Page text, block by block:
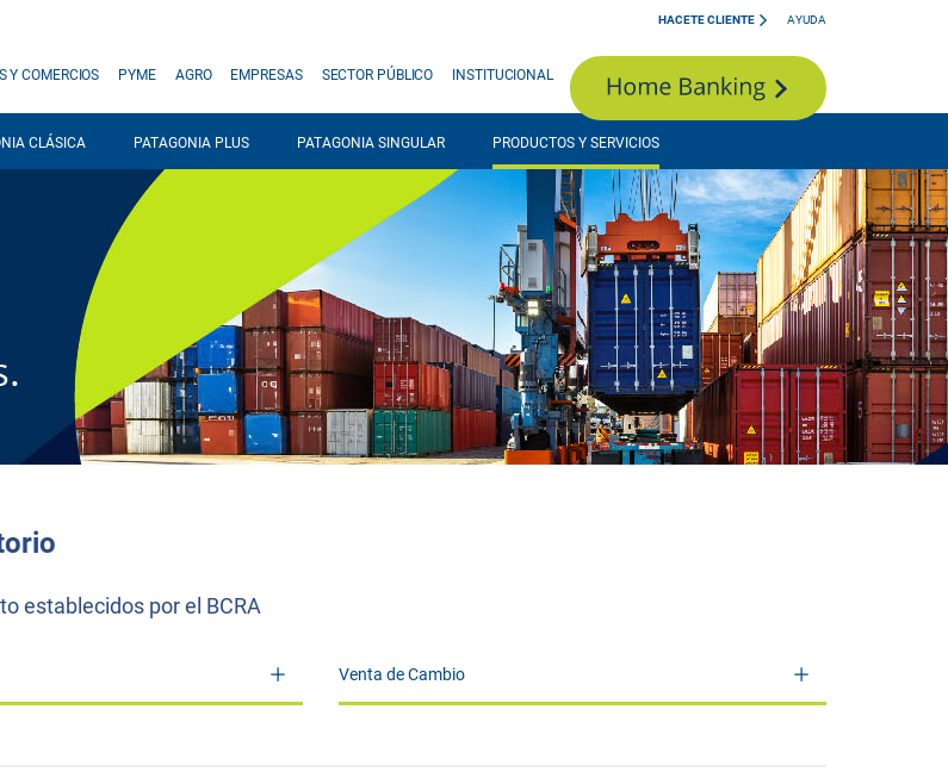
HACETE CLIENTE AYUDA
Y COMERCIOS PYME AGRO EMPRESAS SECTOR PÚBLICO INSTITUCIONAL
CLÁSICA PATAGONIA PLUS PATAGONIA SINGULAR PRODUCTOS Y SERVICIOS
establecidos por el BCRA
Venta de Cambio